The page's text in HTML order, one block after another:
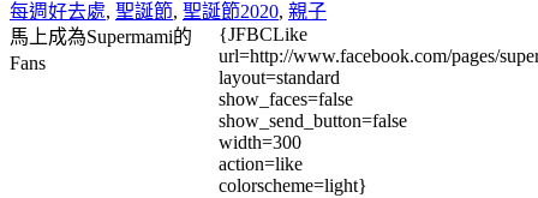
每週好去處, 聖誕節, 聖誕節2020, 親子
馬上成為Supermami的
Fans
{JFBCLike
url=http://www.facebook.com/pages/
layout=standard
show_faces=false
show_send_button=false
width=300
action=like
colorscheme=light}